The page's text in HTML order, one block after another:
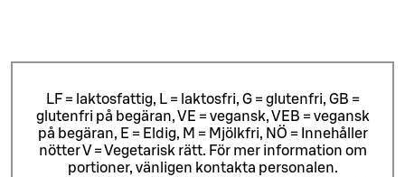
LF = laktosfattig, L = laktosfri, G = glutenfri, GB =
glutenfri på begäran, VE = vegansk, VEB = vegansk
på begäran, E = Eldig, M = Mjölkfri, NÖ = Innehåller
nötter V = Vegetarisk rätt. För mer information om
portioner, vänligen kontakta personalen.